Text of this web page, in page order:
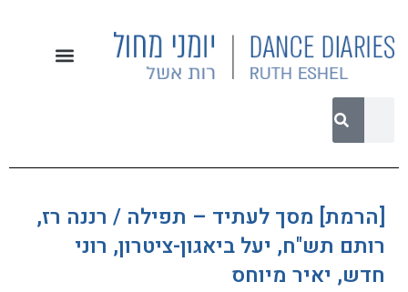
[הרמת] מסך לעתיד – תפילה / רננה רז,
רותם תש"ח, יעל ביאגון-ציטרון, רוני
חדש, יאיר מיוחס